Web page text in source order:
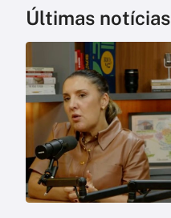
Últimas notícias